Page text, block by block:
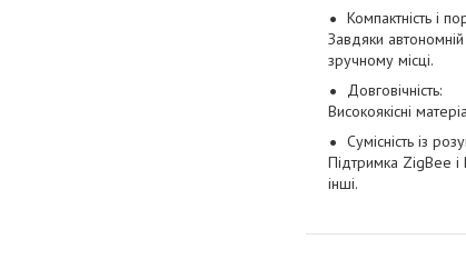
Компактність і
Завдяки
зручному місці.
Довговічність:
Високоякісні
Сумісність із
Підтримка ZigBee і
інші.